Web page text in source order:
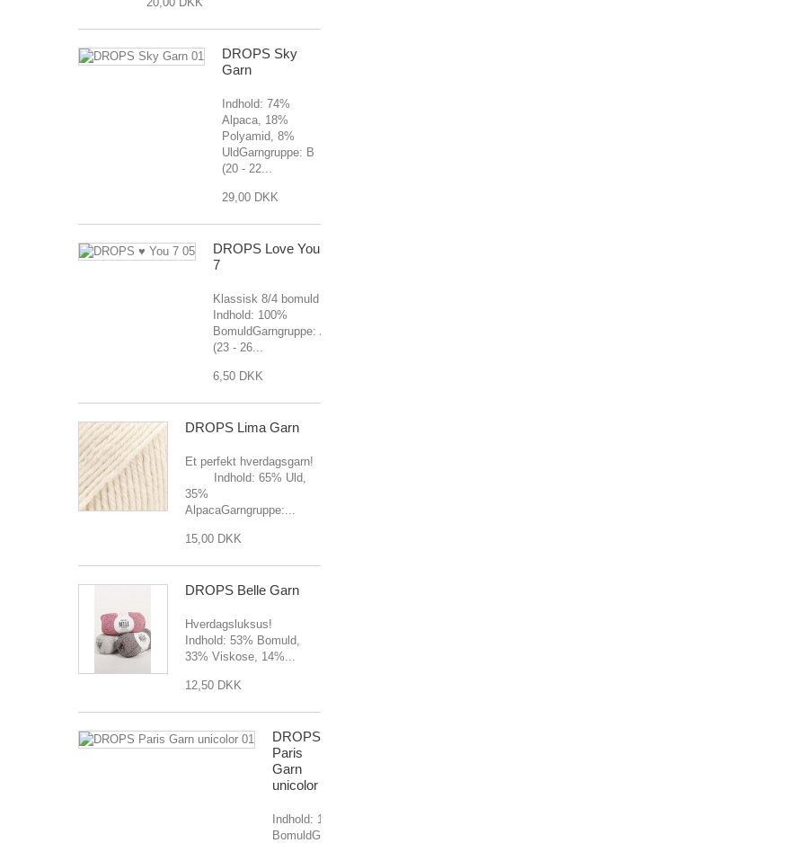
DROPS Sky
Garn
Indhold: 74%
Alpaca, 18%
Polyamid, 8%
UldGarngruppe: B
(20 - 22...
29,00 DKK
DROPS Love You
7
Klassisk 8/4 bomuld
Indhold: 100%
BomuldGarngruppe: A
(23 - 26...
6,50 DKK
DROPS Lima Garn
Et perfekt hverdagsgarn!
Indhold: 65% Uld,
35%
AlpacaGarngruppe:...
15,00 DKK
DROPS Belle Garn
Hverdagsluksus!
Indhold: 53% Bomuld,
33% Viskose, 14%...
12,50 DKK
DROPS
Paris
Garn
unicolor
Indhold: 100%
BomuldGarngruppe: C